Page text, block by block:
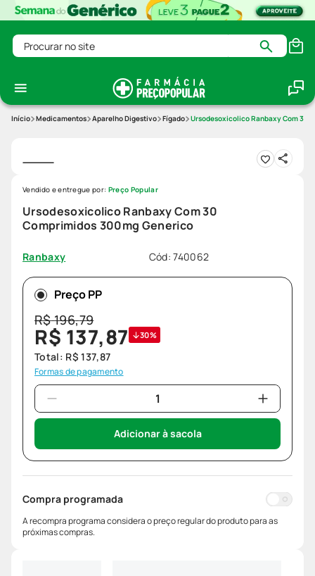
Procurar no site
Medicamentos Aparelho Digestivo Fígado Ursodesoxicolico Ranbaxy Com 30
Ursodesoxicolico Ranbaxy Com 30
Comprimidos 300mg Generico
Ranbaxy Cód:740062
Vendido e entregue por: Preço Popular
Preço PP
R$196,79
R$ 137,87 30%
Total: R$ 137,87
Formas de pagamento
Adicionar à sacola
Compra programada
A recompra programa considera o preço regular do produto para as
próximas compras.